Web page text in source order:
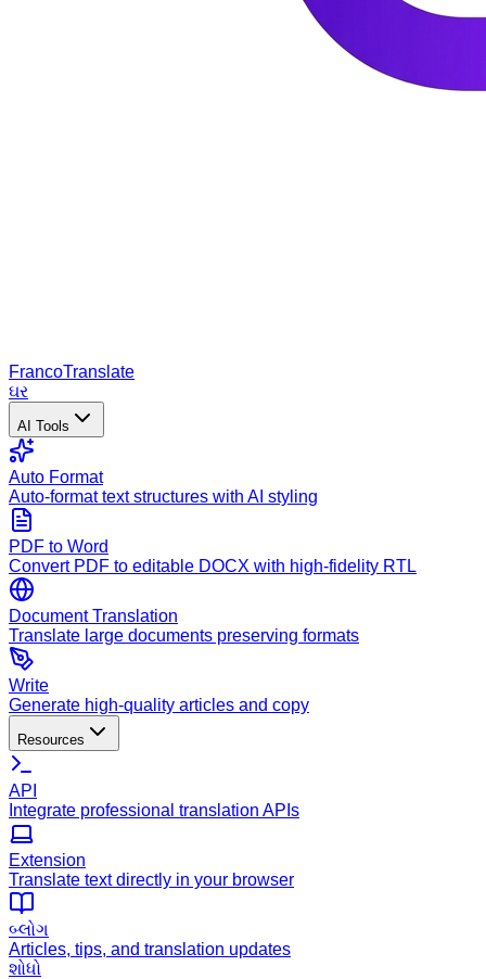
FrancoTranslate
ઘર
AI Tools
Auto Format
Auto-format text structures with AI styling
PDF to Word
Convert PDF to editable DOCX with high-fidelity RTL
Document Translation
Translate large documents preserving formats
Write
Generate high-quality articles and copy
Resources
API
Integrate professional translation APIs
Extension
Translate text directly in your browser
બ્લોગ
Articles, tips, and translation updates
શોધો